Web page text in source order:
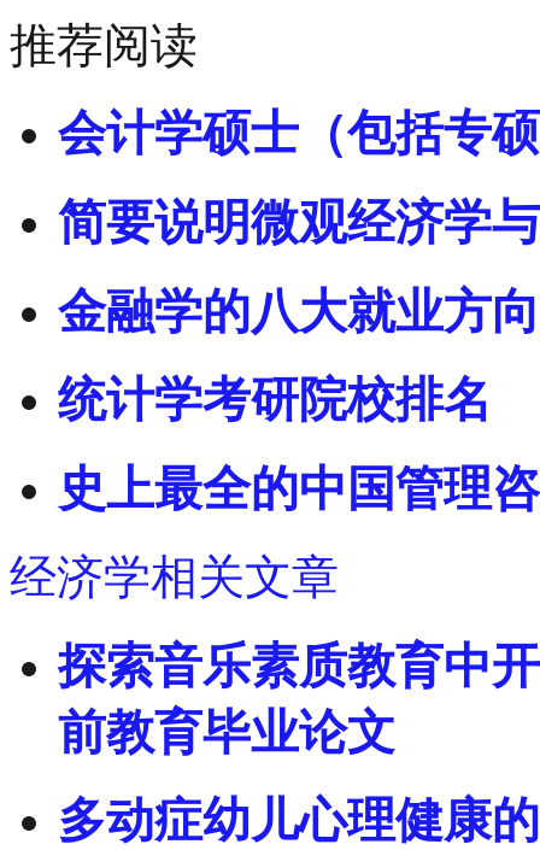
推荐阅读
会计学硕士（包括专
简要说明微观经济学
金融学的八大就业方
统计学考研院校排名
史上最全的中国管理
经济学相关文章
探索音乐素质教育中
前教育毕业论文
多动症幼儿心理健康